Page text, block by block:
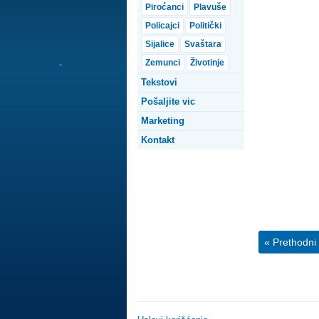
« Prethodni
Piroćanci
Plavuše
Policajci
Politički
Sijalice
Svaštara
Zemunci
Životinje
Tekstovi
Pošaljite vic
Marketing
Kontakt